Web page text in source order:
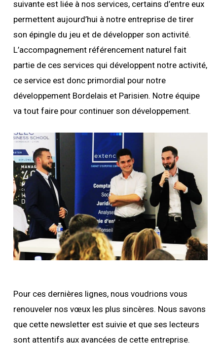
suivante est liée à nos services, certains d’entre eux
permettent aujourd’hui à notre entreprise de tirer
son épingle du jeu et de développer son activité.
L’accompagnement référencement naturel fait
partie de ces services qui développent notre activité,
ce service est donc primordial pour notre
développement Bordelais et Parisien. Notre équipe
va tout faire pour continuer son développement.
Pour ces dernières lignes, nous voudrions vous
renouveler nos vœux les plus sincères. Nous savons
que cette newsletter est suivie et que ses lecteurs
sont attentifs aux avancées de cette entreprise.